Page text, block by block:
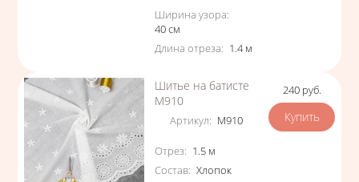
Ширина узора:
40см
Длина отреза: 1.4 м
Шитье на батисте
М910
Артикул: М910
Характеристики
Отрез: 1.5 м
Состав: Хлопок
Цена
240 руб.